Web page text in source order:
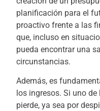
planificación para el
proactivo frente a las
que, incluso en
pueda encontrar una
circunstancias.
Además, es
los ingresos. Si uno
pierde, ya sea por